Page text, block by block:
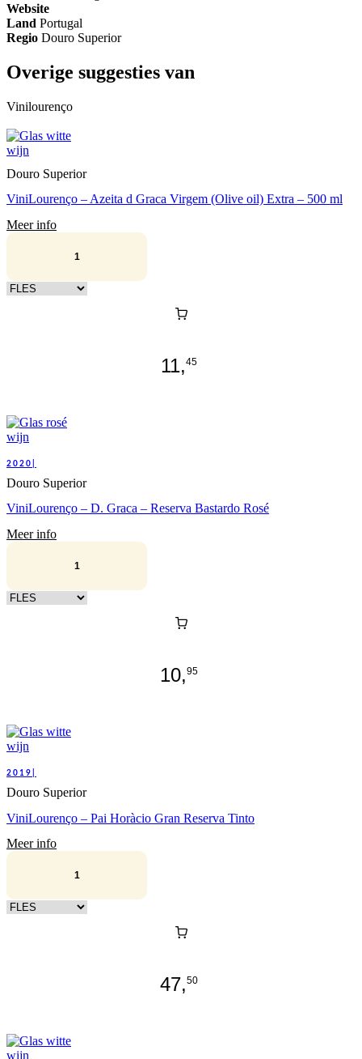
Website
Land Portugal
Regio Douro Superior
Overige suggesties van
Vinilourenço
Douro Superior
ViniLourenço – Azeita d Graca Virgem (Olive oil) Extra – 500 ml
Meer info
Kies verpakking
11,45
2020|
Douro Superior
ViniLourenço – D. Graca – Reserva Bastardo Rosé
Meer info
Kies verpakking
10,95
2019|
Douro Superior
ViniLourenço – Pai Horàcio Gran Reserva Tinto
Meer info
Kies verpakking
47,50